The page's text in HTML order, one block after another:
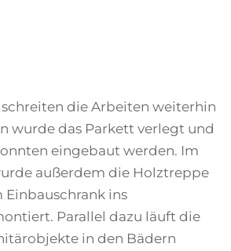
die Arbeiten weiterhin
wurde das Parkett verlegt und
eingebaut werden. Im
außerdem die Holztreppe
ins
Parallel dazu läuft die
in den Bädern